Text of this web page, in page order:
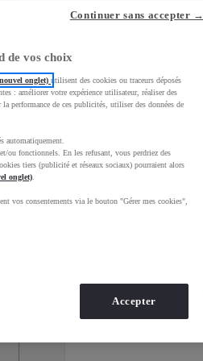
de vos choix
onglet) utilisent des cookies ou traceurs déposés
: améliorer votre expérience utilisateur, réaliser des
performance de ces publicités, utiliser des données de
automatiquement.
ou fonctionnels. En les refusant, vous perdriez des
tiers (publicité et réseaux sociaux) pourraient alors
onglet)
vos consentements via le bouton "Gérer mes cookies",
Continuer sans accepter →
Accepter